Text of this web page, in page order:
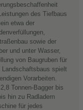
des Tiefbaus
etwa der
sowie der
und unter Wasser,
von Baugruben für
spielt
Vorarbeiten.
Tonnen-Bagger bis
hin zu Radladern
für jedes